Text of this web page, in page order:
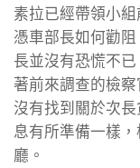
素拉已經帶領小
憑車部長如何勸
長並沒有恐慌不
著前來調查的檢
沒有找到關於次
息有所準備一樣
廳。